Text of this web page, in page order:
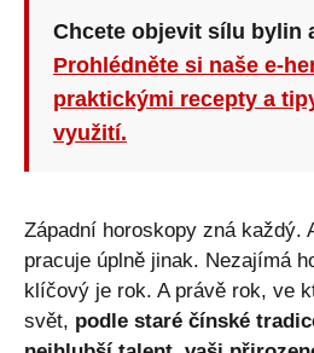
Chcete objevit sílu bylin
Prohlédněte si naše e-
praktickými recepty a
využití.
Západní horoskopy zná
pracuje úplně jinak. Nezajímá
klíčový je rok. A právě rok, ve
svět, podle staré čínské